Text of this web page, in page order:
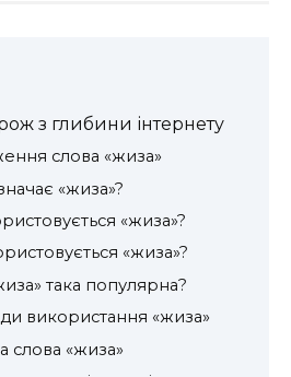
з глибини інтернету
слова «жиза»
«жиза»?
«жиза»?
«жиза»?
така популярна?
використання «жиза»
слова «жиза»